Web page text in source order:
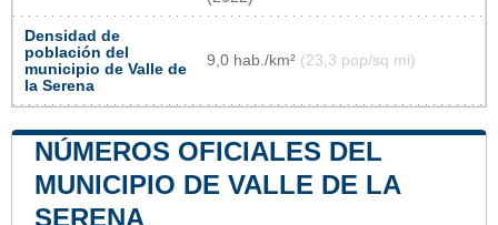
Densidad de
población del
municipio de Valle de
la Serena
9,0 hab./km² (23,3 pop/sq mi)
NÚMEROS OFICIALES DEL
MUNICIPIO DE VALLE DE LA
SERENA